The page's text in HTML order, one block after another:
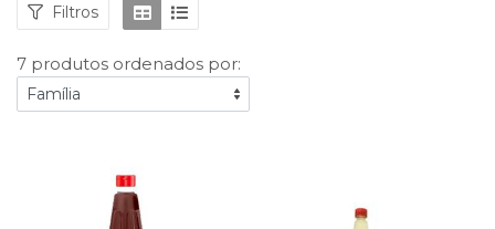
Filtros
7 produtos ordenados por: